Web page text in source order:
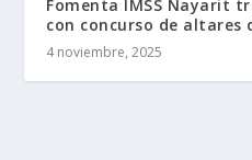
Fomenta IMSS Nayarit
con concurso de altares
4 noviembre, 2025